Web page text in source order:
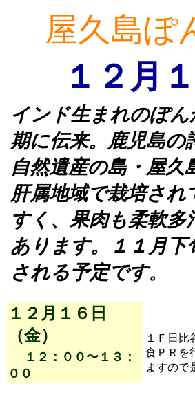
屋久島ぽ
１２月
インド生まれのぽ
期に伝来。鹿児島の
自然遺産の島・屋久
肝属地域で栽培さ
すく、果肉も柔軟
あります。１１月下
される予定です。
１２月１６日
（金）
１２：００〜１３：
００
１Ｆ日比
食ＰＲを
ますので